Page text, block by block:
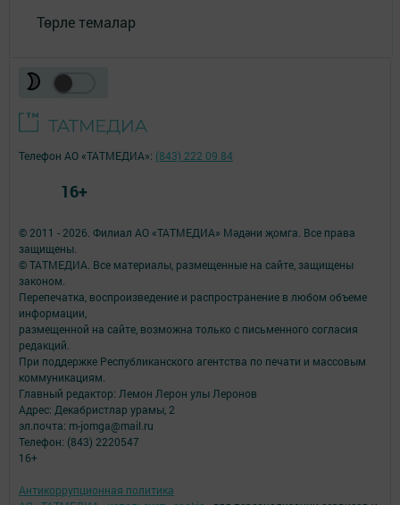
Төрле темалар
© 2011 - 2026. Филиал АО «ТАТМЕДИА» Мәдәни җомга. Все права
защищены.
© ТАТМЕДИА. Все материалы, размещенные на сайте, защищены
законом.
Перепечатка, воспроизведение и распространение в любом объеме
информации,
размещенной на сайте, возможна только с письменного согласия
редакций.
При поддержке Республиканского агентства по печати и массовым
коммуникациям.
Главный редактор: Лемон Лерон улы Леронов
Адрес: Декабристлар урамы, 2
эл.почта: m-jomga@mail.ru
Телефон: (843) 2220547
16+
Антикоррупционная политика
Телефон АО «ТАТМЕДИА»: (843) 222 09 84
16+